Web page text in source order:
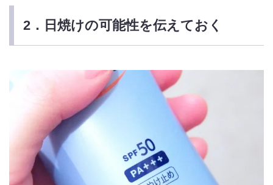
2．日焼けの可能性を伝えておく